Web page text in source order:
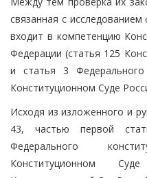
связанная с
входит в компетенцию
Федерации (статья 125
и статья 3
Конституционном Суде
Исходя из изложенного и
43, частью первой
Федерального
Конституционном